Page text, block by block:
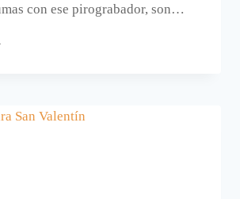
con ese pirograbador, son…